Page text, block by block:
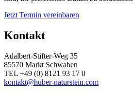
Jetzt Termin vereinbaren
Kontakt
Adalbert-Stifter-Weg 35
85570 Markt Schwaben
TEL +49 (0) 8121 93 17 0
kontakt@huber-naturstein.com